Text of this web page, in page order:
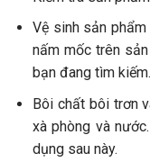
Vệ sinh sản
nấm mốc trên
bạn đang tìm kiếm.
Bôi chất bôi trơn
xà phòng và
dụng sau này.